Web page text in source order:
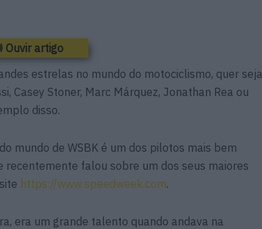
Ouvir artigo
estrelas no mundo do motociclismo, quer seja
Casey Stoner, Marc Márquez, Jonathan Rea ou
disso.
mundo de WSBK é um dos pilotos mais bem
recentemente falou sobre um dos seus maiores
https://www.speedweek.com.
era um grande talento quando andava na